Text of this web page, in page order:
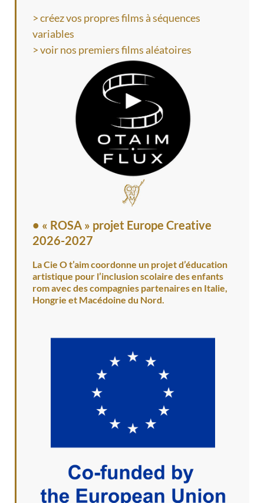
> créez vos propres films à séquences
variables
> voir nos premiers films aléatoires
• « ROSA » projet Europe Creative
2026-2027
La Cie O t’aim coordonne un projet d’éducation
artistique pour l’inclusion scolaire des enfants
rom avec des compagnies partenaires en Italie,
Hongrie et Macédoine du Nord.